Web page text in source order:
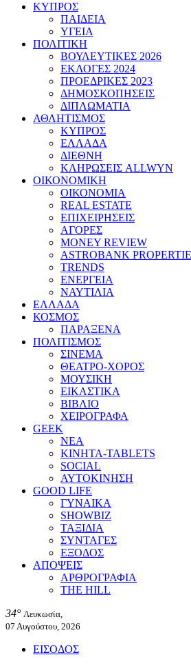
ΚΥΠΡΟΣ
ΠΑΙΔΕΙΑ
ΥΓΕΙΑ
ΠΟΛΙΤΙΚΗ
ΒΟΥΛΕΥΤΙΚΕΣ 2026
ΕΚΛΟΓΕΣ 2024
ΠΡΟΕΔΡΙΚΕΣ 2023
ΔΗΜΟΣΚΟΠΗΣΕΙΣ
ΔΙΠΛΩΜΑΤΙΑ
ΑΘΛΗΤΙΣΜΟΣ
ΚΥΠΡΟΣ
ΕΛΛΑΔΑ
ΔΙΕΘΝΗ
ΚΛΗΡΩΣΕΙΣ ALLWYN
ΟΙΚΟΝΟΜΙΚΗ
ΟΙΚΟΝΟΜΙΑ
REAL ESTATE
ΕΠΙΧΕΙΡΗΣΕΙΣ
ΑΓΟΡΕΣ
MONEY REVIEW
ASTROBANK
TRENDS
ΕΝΕΡΓΕΙΑ
ΝΑΥΤΙΛΙΑ
ΕΛΛΑΔΑ
ΚΟΣΜΟΣ
ΠΑΡΑΞΕΝΑ
ΠΟΛΙΤΙΣΜΟΣ
ΣΙΝΕΜΑ
ΘΕΑΤΡΟ-ΧΟΡΟΣ
ΜΟΥΣΙΚΗ
ΕΙΚΑΣΤΙΚΑ
ΒΙΒΛΙΟ
ΧΕΙΡΟΓΡΑΦΑ
GEEK
ΝΕΑ
ΚΙΝΗΤΑ-TABLETS
SOCIAL
ΑΥΤΟΚΙΝΗΣΗ
GOOD LIFE
ΓΥΝΑΙΚΑ
SHOWBIZ
ΤΑΞΙΔΙΑ
ΣΥΝΤΑΓΕΣ
ΕΞΟΔΟΣ
ΑΠΟΨΕΙΣ
ΑΡΘΡΟΓΡΑΦΙΑ
THE HILL
34° Λευκωσία,
07 Αυγούστου, 2026
ΕΙΣΟΔΟΣ